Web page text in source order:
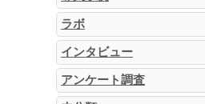
ラボ
インタビュー
アンケート調査